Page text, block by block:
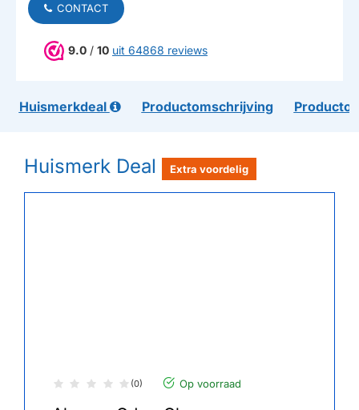
CONTACT
9.0 / 10 uit 64868 reviews
Huismerkdeal Productomschrijving
Huismerk Deal Extra voordelig
(0) Op voorraad